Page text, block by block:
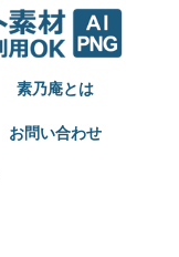
素乃庵とは
お問い合わせ